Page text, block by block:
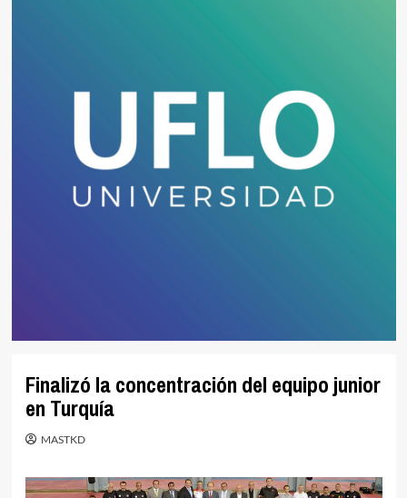
Finalizó la concentración del equipo junior
en Turquía
MASTKD